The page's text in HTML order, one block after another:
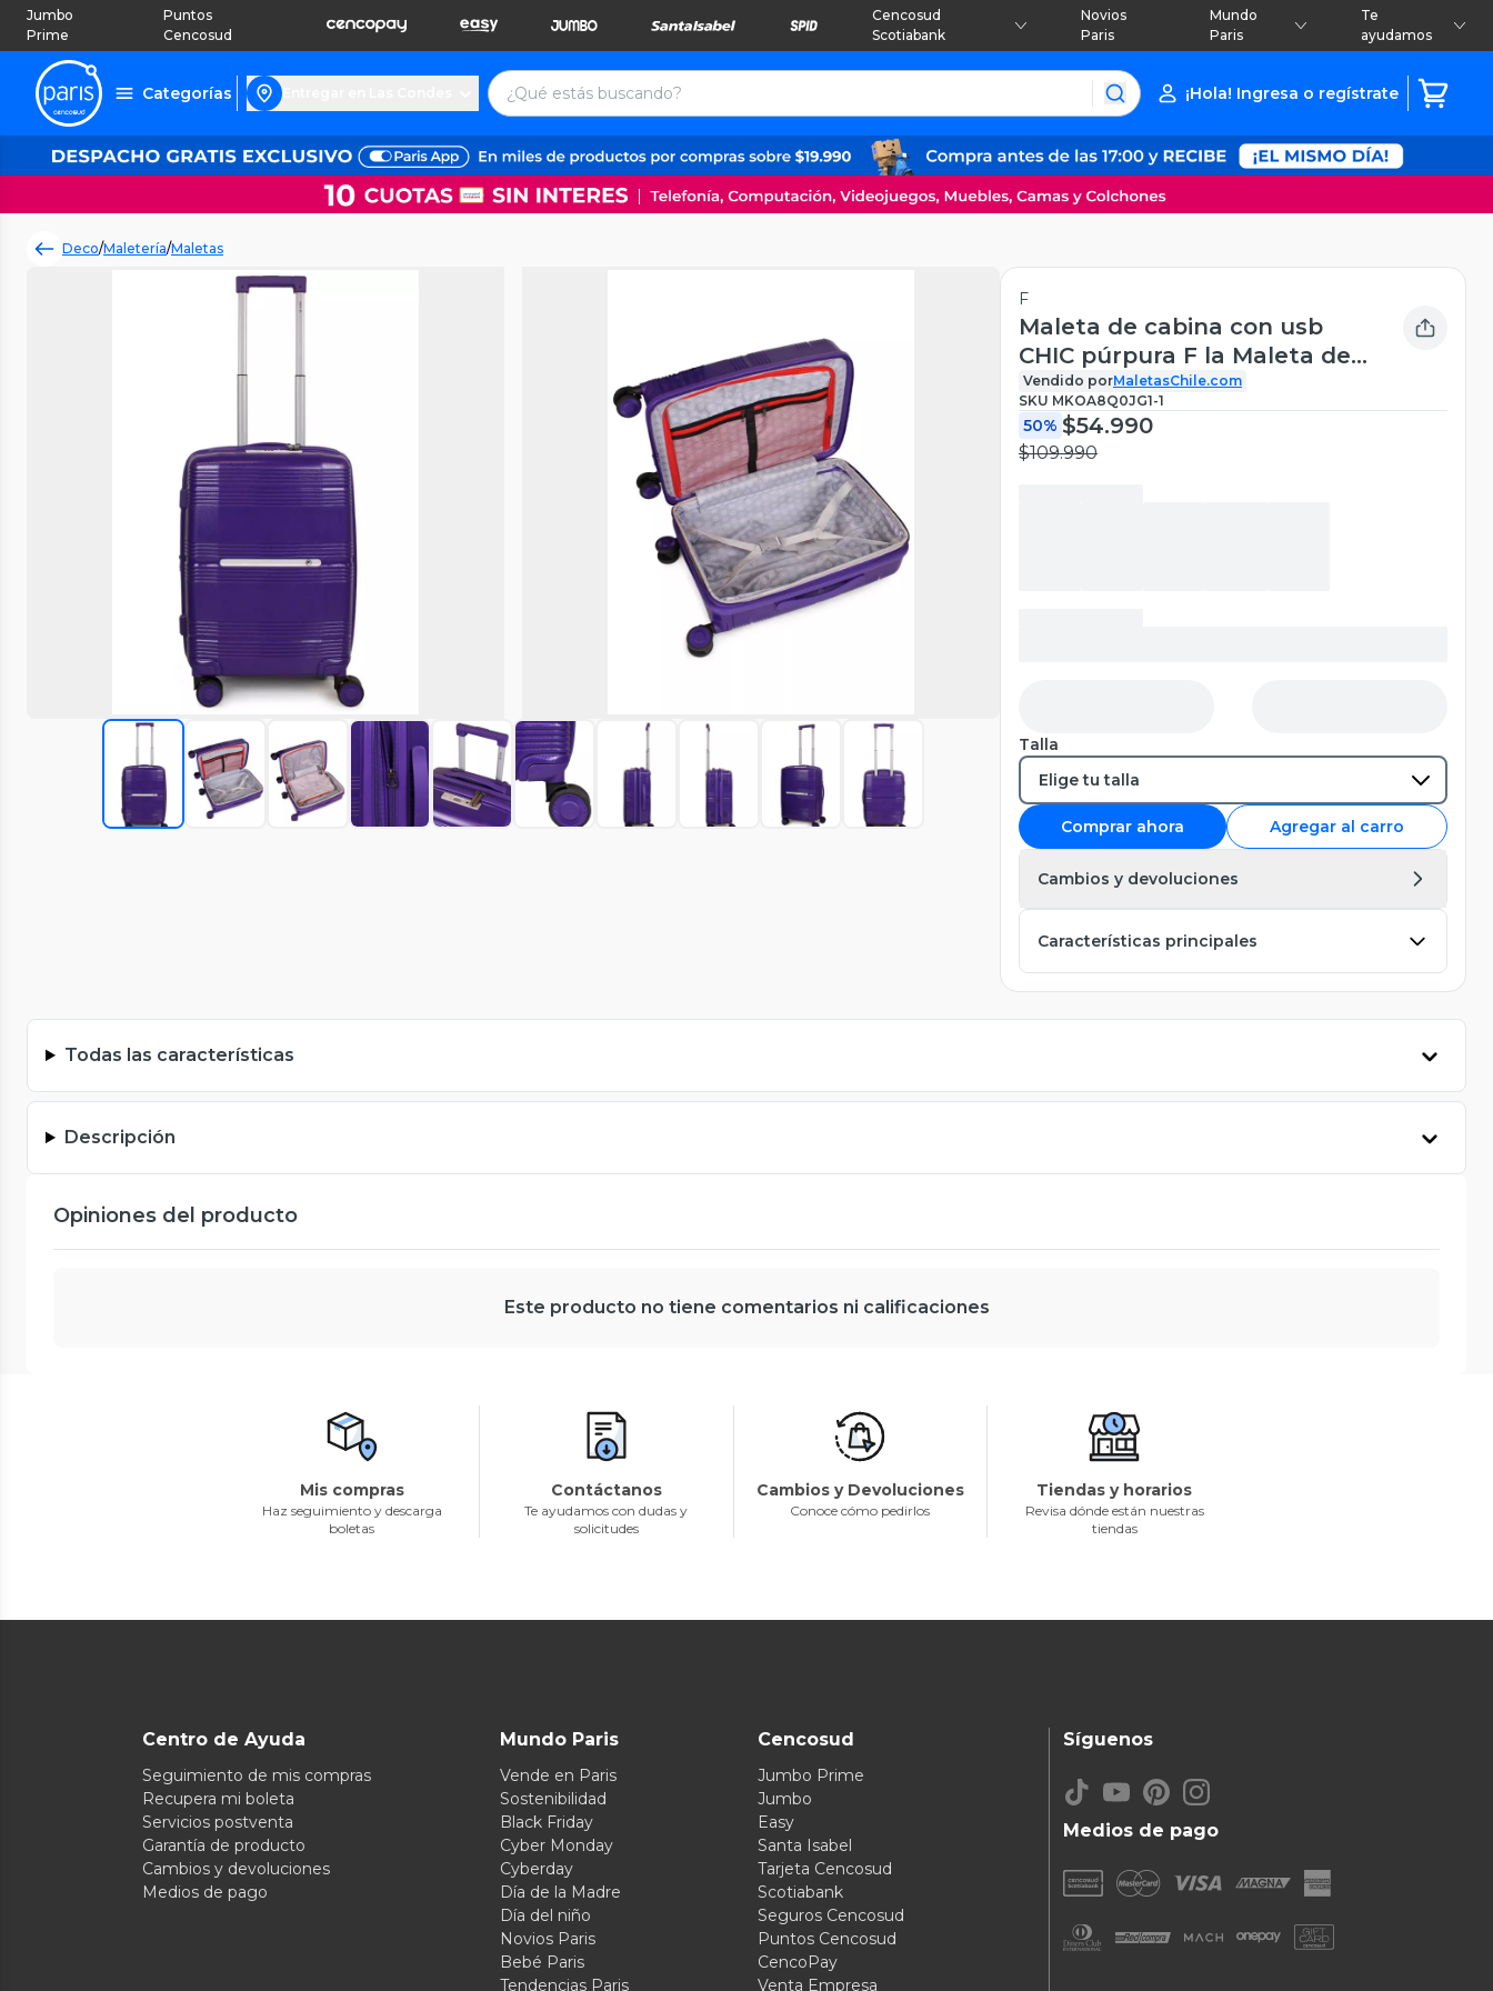
Jumbo
Prime
Puntos
Cencosud
Cencosud
Scotiabank
Novios
Paris
Mundo
Paris
Te
ayudamos
Categorías ¡Hola! Ingresa o regístrate
Deco/Maletería/Maletas
F
Maleta de cabina con usb
CHIC púrpura F la Maleta de
Chile
Vendido porMaletasChile.com
SKU MKOA8Q0JG1-1
50% $54.990
$109.990
Talla
Comprar ahora Agregar al carro
Cambios y devoluciones
Características principales
Todas las características
Descripción
Opiniones del producto
Este producto no tiene comentarios ni calificaciones
Mis compras
Haz seguimiento y descarga
boletas
Contáctanos
Te ayudamos con dudas y
solicitudes
Cambios y Devoluciones
Conoce cómo pedirlos
Tiendas y horarios
Revisa dónde están nuestras
tiendas
Centro de Ayuda
Seguimiento de mis compras
Recupera mi boleta
Servicios postventa
Garantía de producto
Cambios y devoluciones
Medios de pago
Mundo Paris
Vende en Paris
Sostenibilidad
Black Friday
Cyber Monday
Cyberday
Día de la Madre
Día del niño
Novios Paris
Bebé Paris
Tendencias Paris
Cencosud
Jumbo Prime
Jumbo
Easy
Santa Isabel
Tarjeta Cencosud
Scotiabank
Seguros Cencosud
Puntos Cencosud
CencoPay
Venta Empresa
Medios de pago
Síguenos